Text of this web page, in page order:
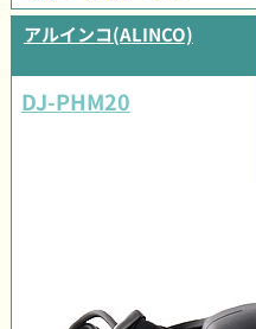
アルインコ(ALINCO)
DJ-PHM20